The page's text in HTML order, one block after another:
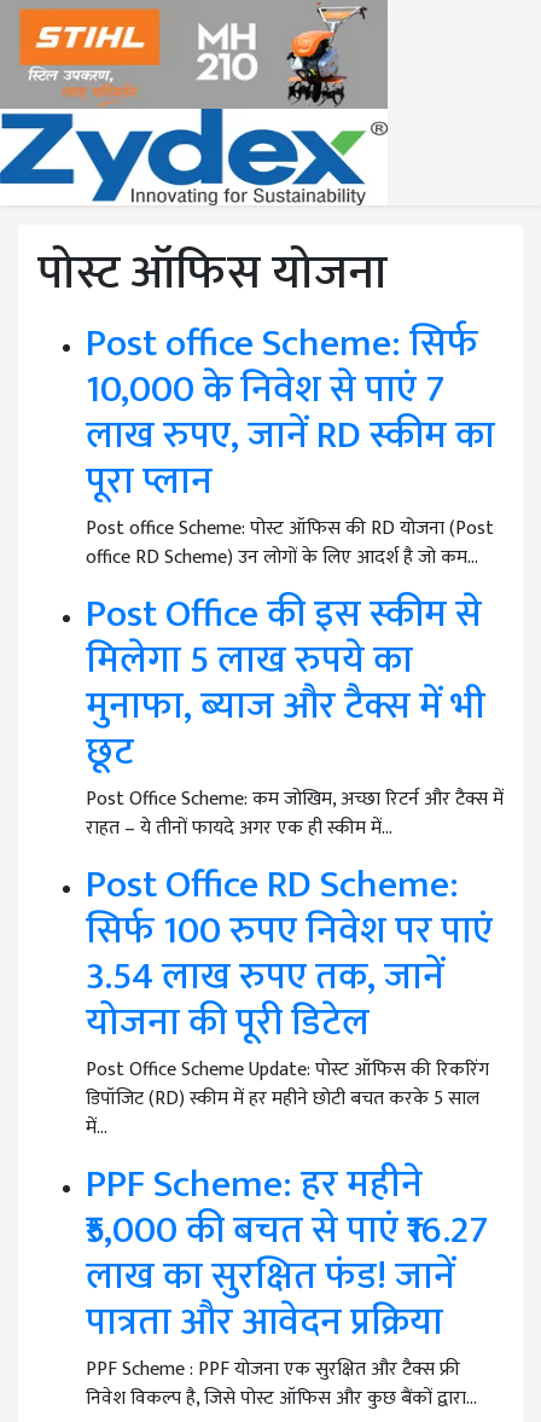
पोस्ट ऑफिस योजना
Post office Scheme: सिर्फ
10,000 के निवेश से पाएं 7
लाख रुपए, जानें RD स्कीम का
पूरा प्लान
Post office Scheme: पोस्ट ऑफिस की RD योजना (Post
office RD Scheme) उन लोगों के लिए आदर्श है जो कम…
Post Office की इस स्कीम से
मिलेगा 5 लाख रुपये का
मुनाफा, ब्याज और टैक्स में भी
छूट
Post Office Scheme: कम जोखिम, अच्छा रिटर्न और टैक्स में
राहत – ये तीनों फायदे अगर एक ही स्कीम में…
Post Office RD Scheme:
सिर्फ 100 रुपए निवेश पर पाएं
3.54 लाख रुपए तक, जानें
योजना की पूरी डिटेल
Post Office Scheme Update: पोस्ट ऑफिस की रिकरिंग
डिपॉजिट (RD) स्कीम में हर महीने छोटी बचत करके 5 साल
में…
PPF Scheme: हर महीने
₹5,000 की बचत से पाएं ₹16.27
लाख का सुरक्षित फंड! जानें
पात्रता और आवेदन प्रक्रिया
PPF Scheme : PPF योजना एक सुरक्षित और टैक्स फ्री
निवेश विकल्प है, जिसे पोस्ट ऑफिस और कुछ बैंकों द्वारा…